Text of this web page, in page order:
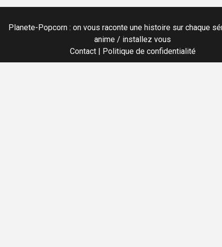
Planete-Popcorn : on vous raconte une histoire sur chaque
anime / installez vous
Contact| Politique de confidentialité